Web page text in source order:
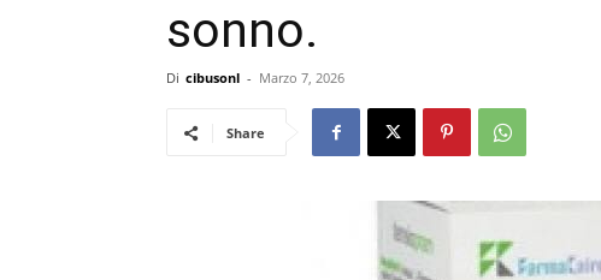
sonno.
Di cibusonl - Marzo 7, 2026
Share